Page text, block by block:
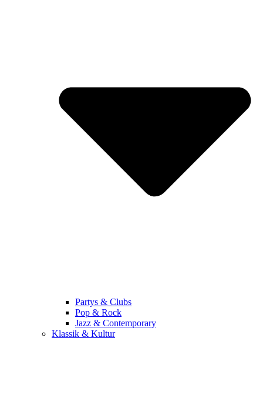
Partys & Clubs
Pop & Rock
Jazz & Contemporary
Klassik & Kultur